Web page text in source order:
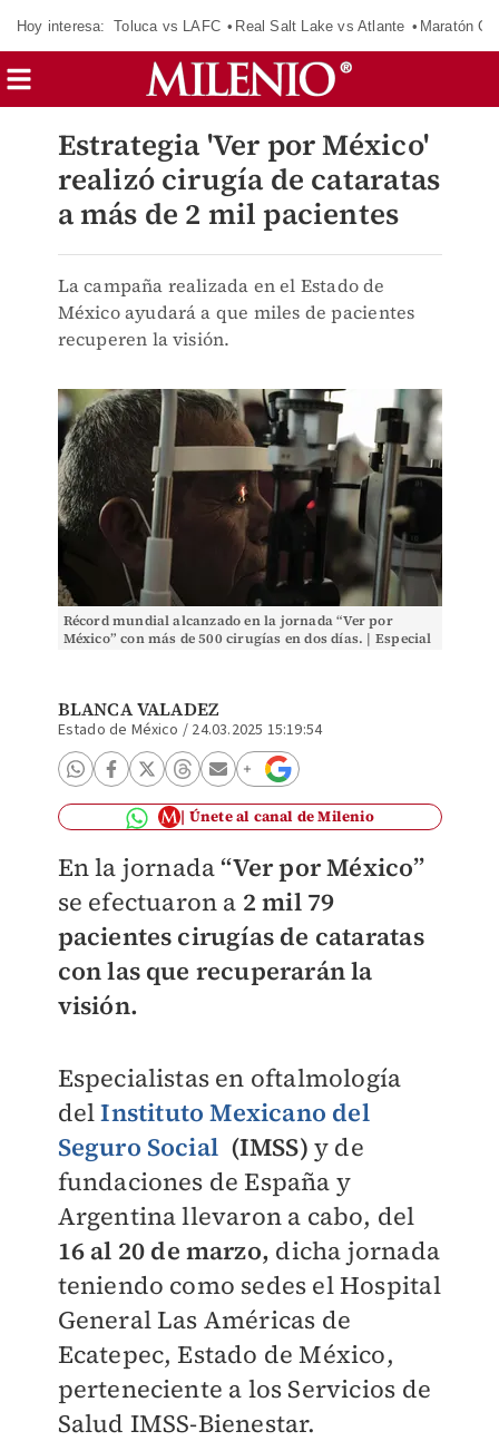
Hoy interesa: Toluca vs LAFC Real Salt Lake vs Atlante Maratón
Estrategia 'Ver por México'
realizó cirugía de cataratas
a más de 2 mil pacientes
La campaña realizada en el Estado de
México ayudará a que miles de pacientes
recuperen la visión.
Récord mundial alcanzado en la jornada “Ver por
México” con más de 500 cirugías en dos días. | Especial
BLANCA VALADEZ
Estado de México / 24.03.2025 15:19:54
Únete al canal de Milenio
En la jornada“Ver por México”
se efectuaron a 2 mil 79
pacientes cirugías de cataratas
con las que recuperarán la
visión.
Especialistas en oftalmología
delInstituto Mexicano del
Seguro Social (IMSS) y de
fundaciones de España y
Argentina llevaron a cabo, del
16 al 20 de marzo, dicha jornada
teniendo como sedes el Hospital
General Las Américas de
Ecatepec, Estado de México,
perteneciente a los Servicios de
Salud IMSS-Bienestar.